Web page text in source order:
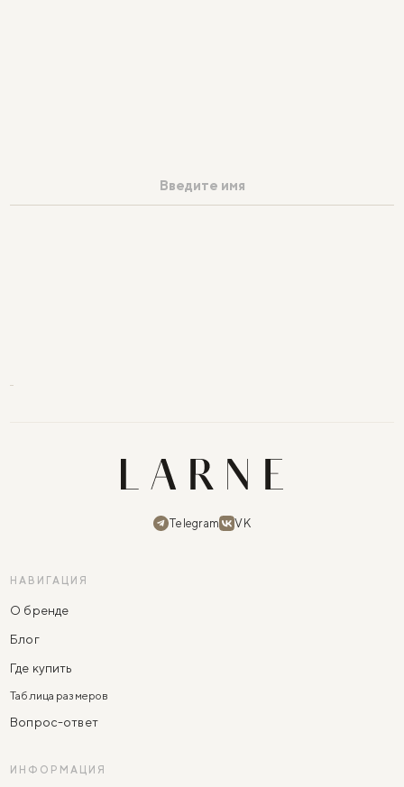
Telegram VK
НАВИГАЦИЯ
О бренде
Блог
Где купить
Таблица размеров
Вопрос-ответ
ИНФОРМАЦИЯ